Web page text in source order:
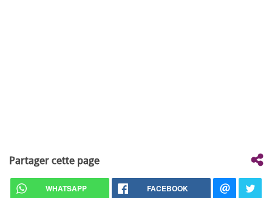
Partager cette page
WHATSAPP FACEBOOK